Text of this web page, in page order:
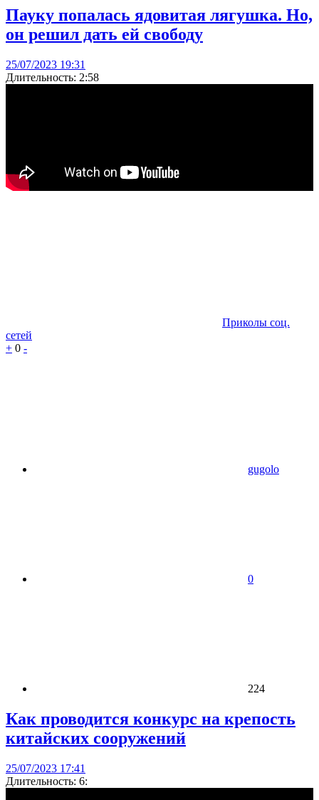
Пауку попалась ядовитая лягушка. Но,
он решил дать ей свободу
25/07/2023 19:31
Длительность: 2:58
Приколы соц.
сетей
+ 0 -
gugolo
0
224
Как проводится конкурс на крепость
китайских сооружений
25/07/2023 17:41
Длительность: 6: